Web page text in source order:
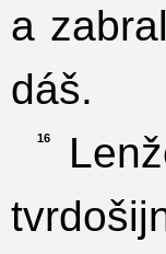
a
dáš.
16